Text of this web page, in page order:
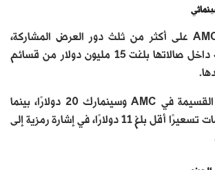
استحوذت سلسلة AMC على أكثر من ثلث دور العرض المشاركة،
وأعلنت أن الإيرادات داخل صالاتها بلغت 15 مليون دولار من قسائم
وبلغ متوسط قيمة القسيمة في AMC وسينمارك 20 دولارًا، بينما
اعتمدت ريجال سينمات تسعيرًا أقل بلغ 11 دولارًا، في إشارة رمزية إلى